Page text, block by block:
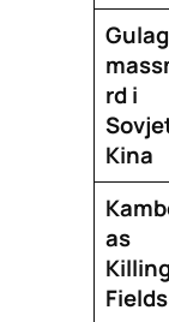
rd i
Kina
as
Killing
Fields